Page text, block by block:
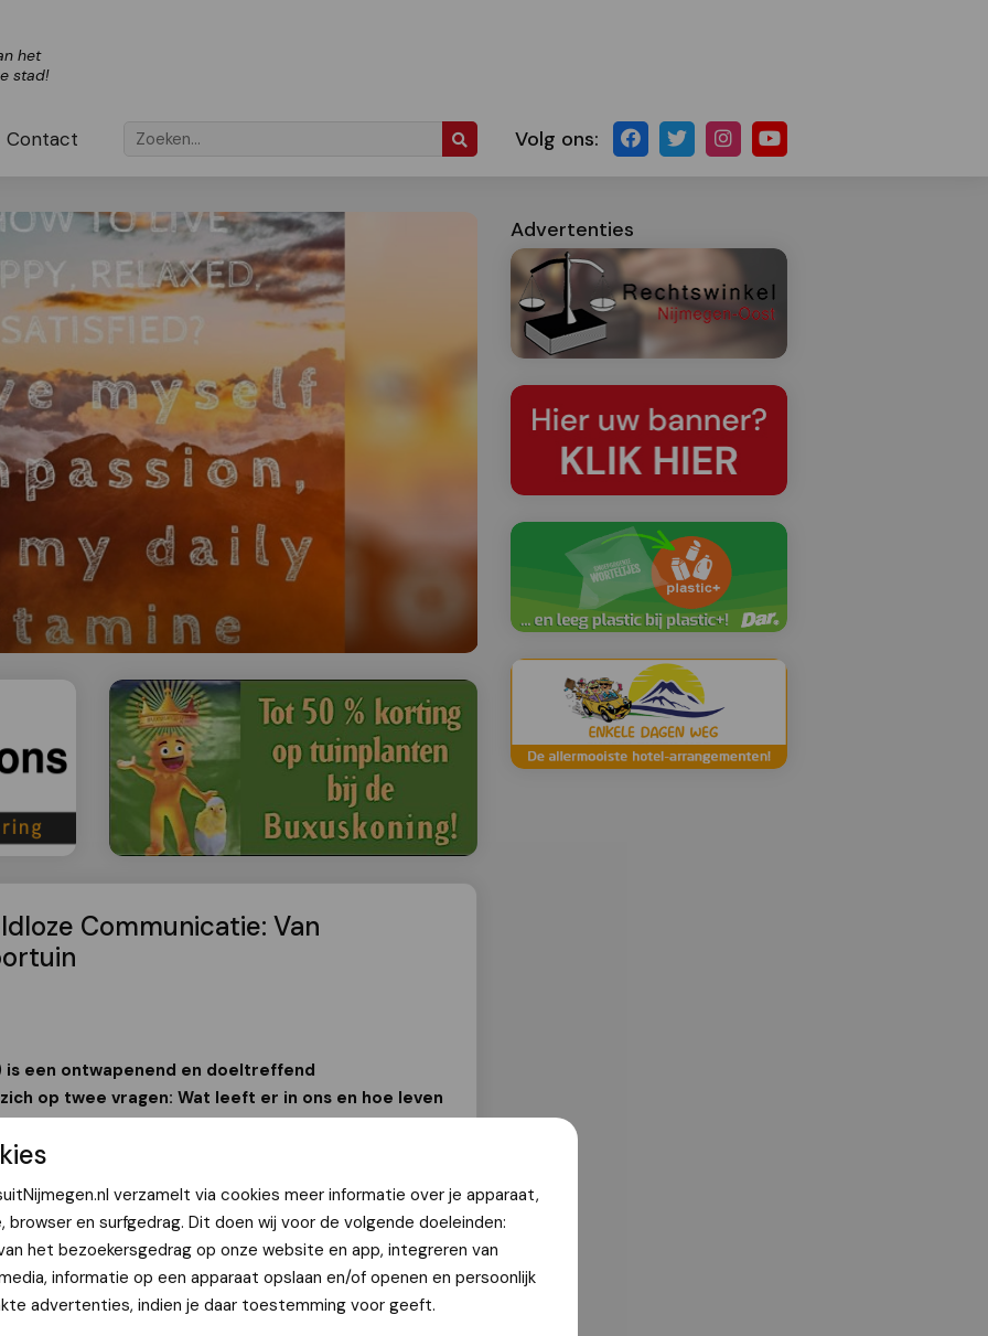
verzamelt via cookies meer informatie over je apparaat,
browser en surfgedrag. Dit doen wij voor de volgende doeleinden:
het bezoekersgedrag op onze website en app, integreren van
informatie op een apparaat opslaan en/of openen en persoonlijk
advertenties, indien je daar toestemming voor geeft.
het
stad!
Contact Volg ons:
Communicatie: Van
is een ontwapenend en doeltreffend
op twee vragen: Wat leeft er in ons en hoe leven
willen leven? Grondlegger Marshall B. Rosenberg
techniek om mensen op allerlei niveaus
en plezierig samen te leven en werken. GC
scholen, kinderdagverblijven, gezinnen, relaties,
Communicatie werkt overal en altijd: Van slaapkamer tot
het dagelijks leven en werk van de deelnemers. Het is voor mij
hun authentieke kracht ontdekken door simpelweg
Advertenties